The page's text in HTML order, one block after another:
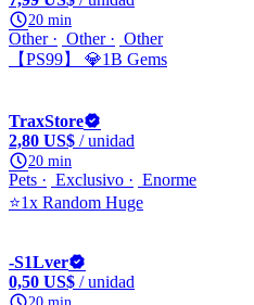
20 min
Other Other
Other
【PS99】 💎1B Gems
TraxStore
2,80 US$ / unidad
20 min
Pets Exclusivo
Enorme
⭐1x Random Huge
-S1Lver
0,50 US$ / unidad
20 min